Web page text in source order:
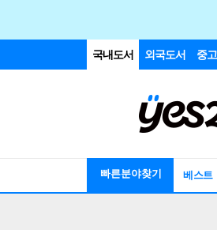
국내도서 외국도서 중
빠른분야찾기 베스트